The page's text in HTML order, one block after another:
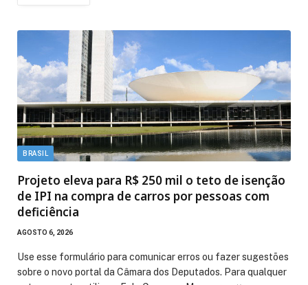
BRASIL
Projeto eleva para R$ 250 mil o teto de isenção
de IPI na compra de carros por pessoas com
deficiência
AGOSTO 6, 2026
Use esse formulário para comunicar erros ou fazer sugestões
sobre o novo portal da Câmara dos Deputados. Para qualquer